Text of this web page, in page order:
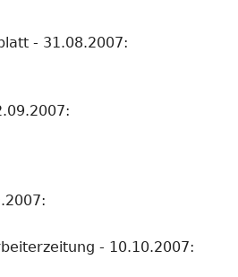
- 31.08.2007:
- 10.10.2007: